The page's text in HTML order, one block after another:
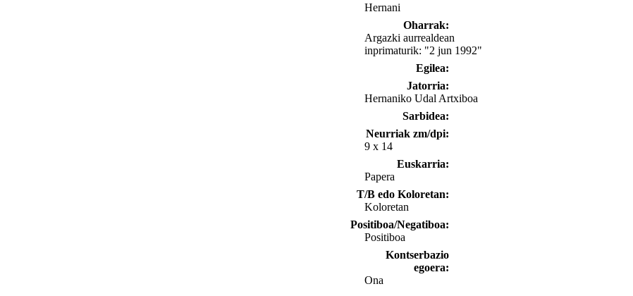
Hernani
Oharrak:
Argazki aurrealdean
inprimaturik: "2 jun 1992"
Egilea:
Jatorria:
Hernaniko Udal Artxiboa
Sarbidea:
Neurriak zm/dpi:
9 x 14
Euskarria:
Papera
T/B edo Koloretan:
Koloretan
Positiboa/Negatiboa:
Positiboa
Kontserbazio
egoera:
Ona